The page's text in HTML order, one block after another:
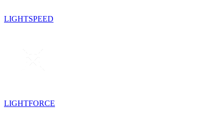
LIGHTSPEED
LIGHTFORCE